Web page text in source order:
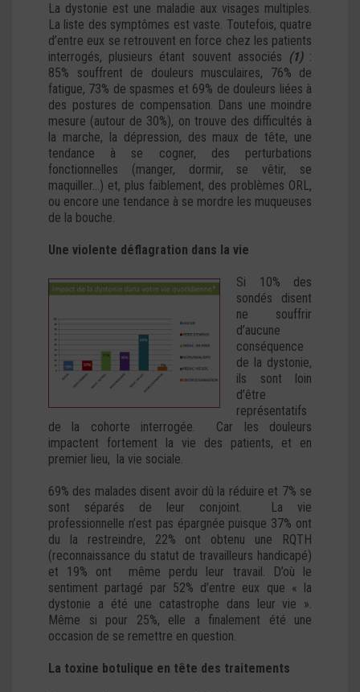
La dystonie est une maladie aux visages multiples.
La liste des symptômes est vaste. Toutefois, quatre
d’entre eux se retrouvent en force chez les patients
interrogés, plusieurs étant souvent associés (1) :
85% souffrent de douleurs musculaires, 76% de
fatigue, 73% de spasmes et 69% de douleurs liées à
des postures de compensation. Dans une moindre
mesure (autour de 30%), on trouve des difficultés à
la marche, la dépression, des maux de tête, une
tendance à se cogner, des perturbations
fonctionnelles (manger, dormir, se vêtir, se
maquiller…) et, plus faiblement, des problèmes ORL,
ou encore une tendance à se mordre les muqueuses
de la bouche.
Une violente déflagration dans la vie
Si 10% des
sondés disent
ne souffrir
d’aucune
conséquence
de la dystonie,
ils sont loin
d’être
représentatifs
de la cohorte interrogée. Car les douleurs
impactent fortement la vie des patients, et en
premier lieu, la vie sociale.
69% des malades disent avoir dû la réduire et 7% se
sont séparés de leur conjoint. La vie
professionnelle n’est pas épargnée puisque 37% ont
du la restreindre, 22% ont obtenu une RQTH
(reconnaissance du statut de travailleurs handicapé)
et 19% ont même perdu leur travail. D’où le
sentiment partagé par 52% d’entre eux que « la
dystonie a été une catastrophe dans leur vie ».
Même si pour 25%, elle a finalement été une
occasion de se remettre en question.
La toxine botulique en tête des traitements